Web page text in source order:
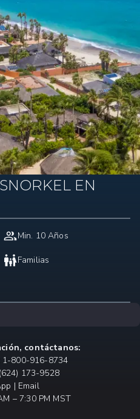
EN
Min. 10 Años
Familias
contáctanos:
1-800-916-8734
173-9528
| Email
– 7:30 PM MST